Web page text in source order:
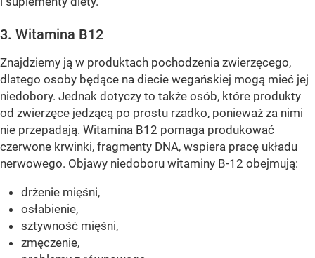
3. Witamina B12
Znajdziemy ją w produktach pochodzenia zwierzęcego,
dlatego osoby będące na diecie wegańskiej mogą mieć jej
niedobory. Jednak dotyczy to także osób, które produkty
od zwierzęce jedzącą po prostu rzadko, ponieważ za nimi
nie przepadają. Witamina B12 pomaga produkować
czerwone krwinki, fragmenty DNA, wspiera pracę układu
nerwowego. Objawy niedoboru witaminy B-12 obejmują:
drżenie mięśni,
osłabienie,
sztywność mięśni,
zmęczenie,